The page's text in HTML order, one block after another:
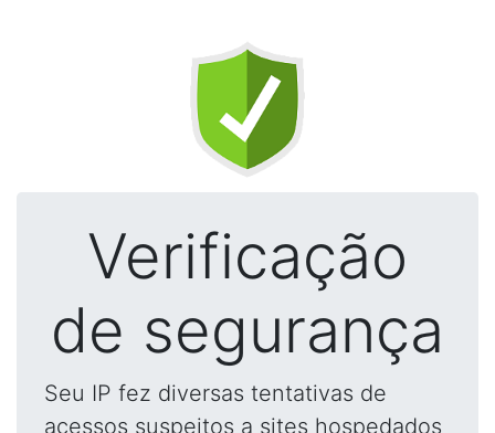
Verificação
de segurança
Seu IP fez diversas tentativas de
acessos suspeitos a sites hospedados